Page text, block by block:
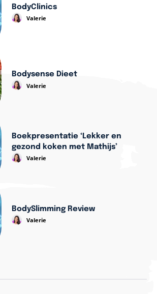
BodyClinics
Valerie
Bodysense Dieet
Valerie
Boekpresentatie ‘Lekker en
gezond koken met Mathijs’
Valerie
BodySlimming Review
Valerie